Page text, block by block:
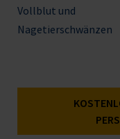
Vollblut und
Nagetierschwänzen